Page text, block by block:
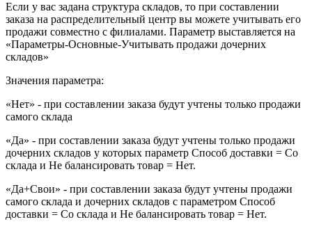
Если у вас задана структура складов, то при составлении
заказа на распределительный центр вы можете учитывать его
продажи совместно с филиалами. Параметр выставляется на
«Параметры-Основные-Учитывать продажи дочерних
складов»
Значения параметра:
«Нет» - при составлении заказа будут учтены только продажи
самого склада
«Да» - при составлении заказа будут учтены только продажи
дочерних складов у которых параметр Способ доставки = Со
склада и Не балансировать товар = Нет.
«Да+Свои» - при составлении заказа будут учтены продажи
самого склада и дочерних складов с параметром Способ
доставки = Со склада и Не балансировать товар = Нет.